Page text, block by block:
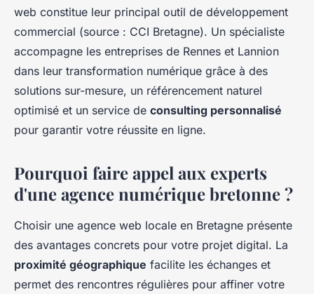
web constitue leur principal outil de développement
commercial (source : CCI Bretagne). Un spécialiste
accompagne les entreprises de Rennes et Lannion
dans leur transformation numérique grâce à des
solutions sur-mesure, un référencement naturel
optimisé et un service de consulting personnalisé
pour garantir votre réussite en ligne.
Pourquoi faire appel aux experts
d'une agence numérique bretonne ?
Choisir une agence web locale en Bretagne présente
des avantages concrets pour votre projet digital. La
proximité géographique facilite les échanges et
permet des rencontres régulières pour affiner votre